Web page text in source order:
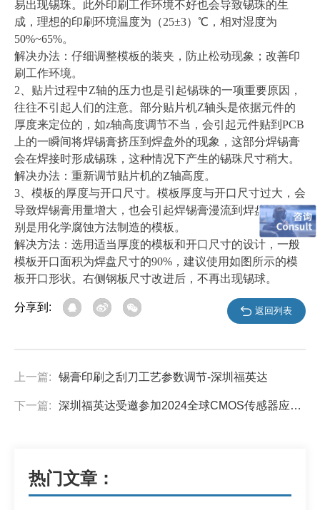
易出现锡珠。此外印刷工作环境不好也会导致锡珠的生
成，理想的印刷环境温度为（25±3）℃，相对湿度为
50%~65%。
解决办法：仔细调整模板的装夹，防止松动现象；改善印
刷工作环境。
2、 贴片过程中Z轴的压力也是引起锡珠的一项重要原因，
往往不引起人们的注意。部分贴片机Z轴头是依据元件的
厚度来定位的，如z轴高度调节不当，会引起元件贴到PCB
上的一瞬间将焊锡膏挤压到焊盘外的现象，这部分焊锡膏
会在焊接时形成锡珠，这种情况下产生的锡珠尺寸稍大。
解决办法：重新调节贴片机的Z轴高度。
3、 模板的厚度与开口尺寸。模板厚度与开口尺寸过大，会
导致焊锡膏用量增大，也会引起焊锡膏漫流到焊盘外，特
别是用化学腐蚀方法制造的模板。
解决方法：选用适当厚度的模板和开口尺寸的设计，一般
模板开口面积为焊盘尺寸的90%，建议使用如图所示的模
板开口形状。右侧钢板尺寸改进后，不再出现锡球。
分享到: 返回列表
上一篇: 锡膏印刷之刮刀工艺参数调节-深圳福英达
下一篇: 深圳福英达受邀参加2024全球CMOS传感器应用技术峰会
热门文章：